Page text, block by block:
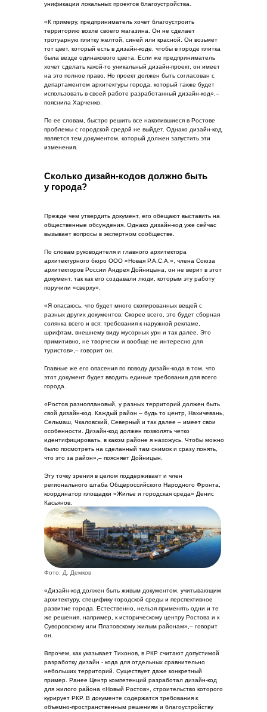
Сколько дизайн-кодов должно быть
у города?
унификации локальных проектов благоустройства.
«К примеру, предприниматель хочет благоустроить
территорию возле своего магазина. Он не сделает
тротуарную плитку желтой, синей или красной. Он возьмет
тот цвет, который есть в дизайн-коде, чтобы в городе плитка
была везде одинакового цвета. Если же предприниматель
хочет сделать какой-то уникальный дизайн-проект, он имеет
на это полное право. Но проект должен быть согласован с
департаментом архитектуры города, который также будет
использовать в своей работе разработанный дизайн-код»,–
пояснила Харченко.
По ее словам, быстро решить все накопившиеся в Ростове
проблемы с городской средой не выйдет. Однако дизайн-код
является тем документом, который должен запустить эти
изменения.
Прежде чем утвердить документ, его обещают выставить на
общественные обсуждения. Однако дизайн-код уже сейчас
вызывает вопросы в экспертном сообществе.
По словам руководителя и главного архитектора
архитектурного бюро ООО «Новая Р.А.С.А.», члена Союза
архитекторов России Андрея Дойницына, он не верит в этот
документ, так как его создавали люди, которым эту работу
поручили «сверху».
«Я опасаюсь, что будет много скопированных вещей с
разных других документов. Скорее всего, это будет сборная
солянка всего и вся: требования к наружной рекламе,
шрифтам, внешнему виду мусорных урн и так далее. Это
примитивно, не творчески и вообще не интересно для
туристов»,– говорит он.
Главные же его опасения по поводу дизайн-кода в том, что
этот документ будет вводить единые требования для всего
города.
«Ростов разноплановый, у разных территорий должен быть
свой дизайн-код. Каждый район – будь то центр, Нахичевань,
Сельмаш, Чкаловский, Северный и так далее – имеет свои
особенности. Дизайн-код должен позволять четко
идентифицировать, в каком районе я нахожусь. Чтобы можно
было посмотреть на сделанный там снимок и сразу понять,
что это за район»,– поясняет Дойницын.
Эту точку зрения в целом поддерживает и член
регионального штаба Общероссийского Народного Фронта,
координатор площадки «Жилье и городская среда» Денис
Касьянов.
«Дизайн-код должен быть живым документом, учитывающим
архитектуру, специфику городской среды и перспективное
развитие города. Естественно, нельзя применять одни и те
же решения, например, к историческому центру Ростова и к
Суворовскому или Платовскому жилым районам»,– говорит
он.
Впрочем, как указывает Тихонов, в РКР считают допустимой
разработку дизайн - кода для отдельных сравнительно
небольших территорий. Существует даже конкретный
пример. Ранее Центр компетенций разработал дизайн-код
для жилого района «Новый Ростов», строительство которого
курирует РКР. В документе содержатся требования к
объемно-пространственным решениям и благоустройству
Фото: Д. Демков